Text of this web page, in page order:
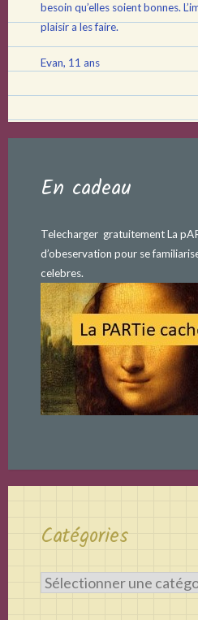
besoin qu’elles soient bonnes.
plaisir a les faire.
Evan, 11 ans
En cadeau
Telecharger gratuitement La
d’obeservation pour se
celebres.
Catégories
Catégories